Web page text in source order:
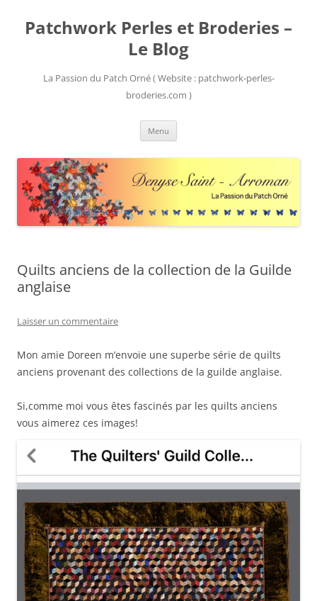
Patchwork Perles et Broderies –
Le Blog
La Passion du Patch Orné ( Website : patchwork-perles-
broderies.com )
Menu
Quilts anciens de la collection de la Guilde
anglaise
Laisser un commentaire
Mon amie Doreen m’envoie une superbe série de quilts
anciens provenant des collections de la guilde anglaise.
Si,comme moi vous êtes fascinés par les quilts anciens
vous aimerez ces images!